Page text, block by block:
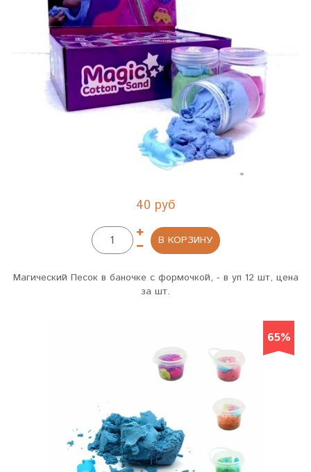
40 руб
В КОРЗИНУ
Магический Песок в баночке с формочкой, - в уп 12 шт, цена
за шт.
65%